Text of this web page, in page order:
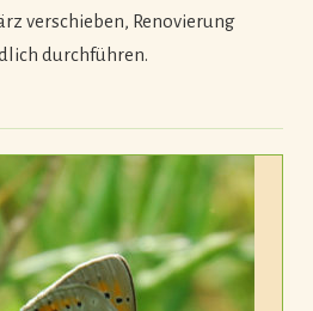
verschieben, Renovierung
durchführen.